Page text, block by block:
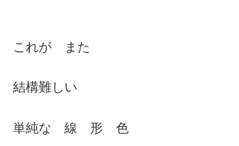
これが また
結構難しい
単純な 線 形 色